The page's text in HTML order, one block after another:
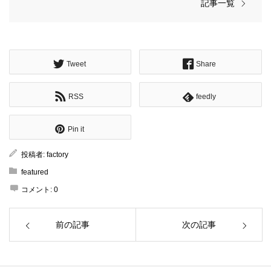
記事一覧
Tweet Share
RSS feedly
Pin it
投稿者: factory
featured
コメント: 0
前の記事 次の記事